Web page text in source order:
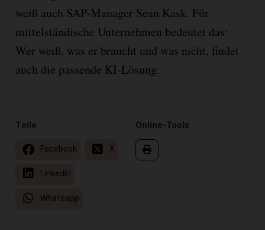
weiß auch SAP-Manager Sean Kask. Für
mittelständische Unternehmen bedeutet das:
Wer weiß, was er braucht und was nicht, findet
auch die passende KI-Lösung.
Online-Tools
Teile
Facebook X
LinkedIn
Whatsapp